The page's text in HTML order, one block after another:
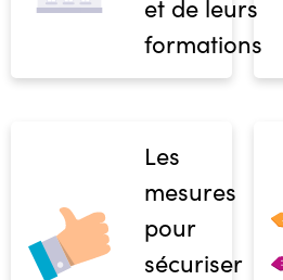
et de leurs
formations
Les
mesures
pour
sécuriser